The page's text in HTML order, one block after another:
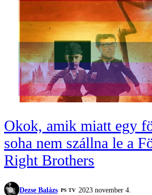
Okok, amik miatt egy
soha nem szállna le a
Right Brothers
Dezse Balázs PS TV 2023 november 4.